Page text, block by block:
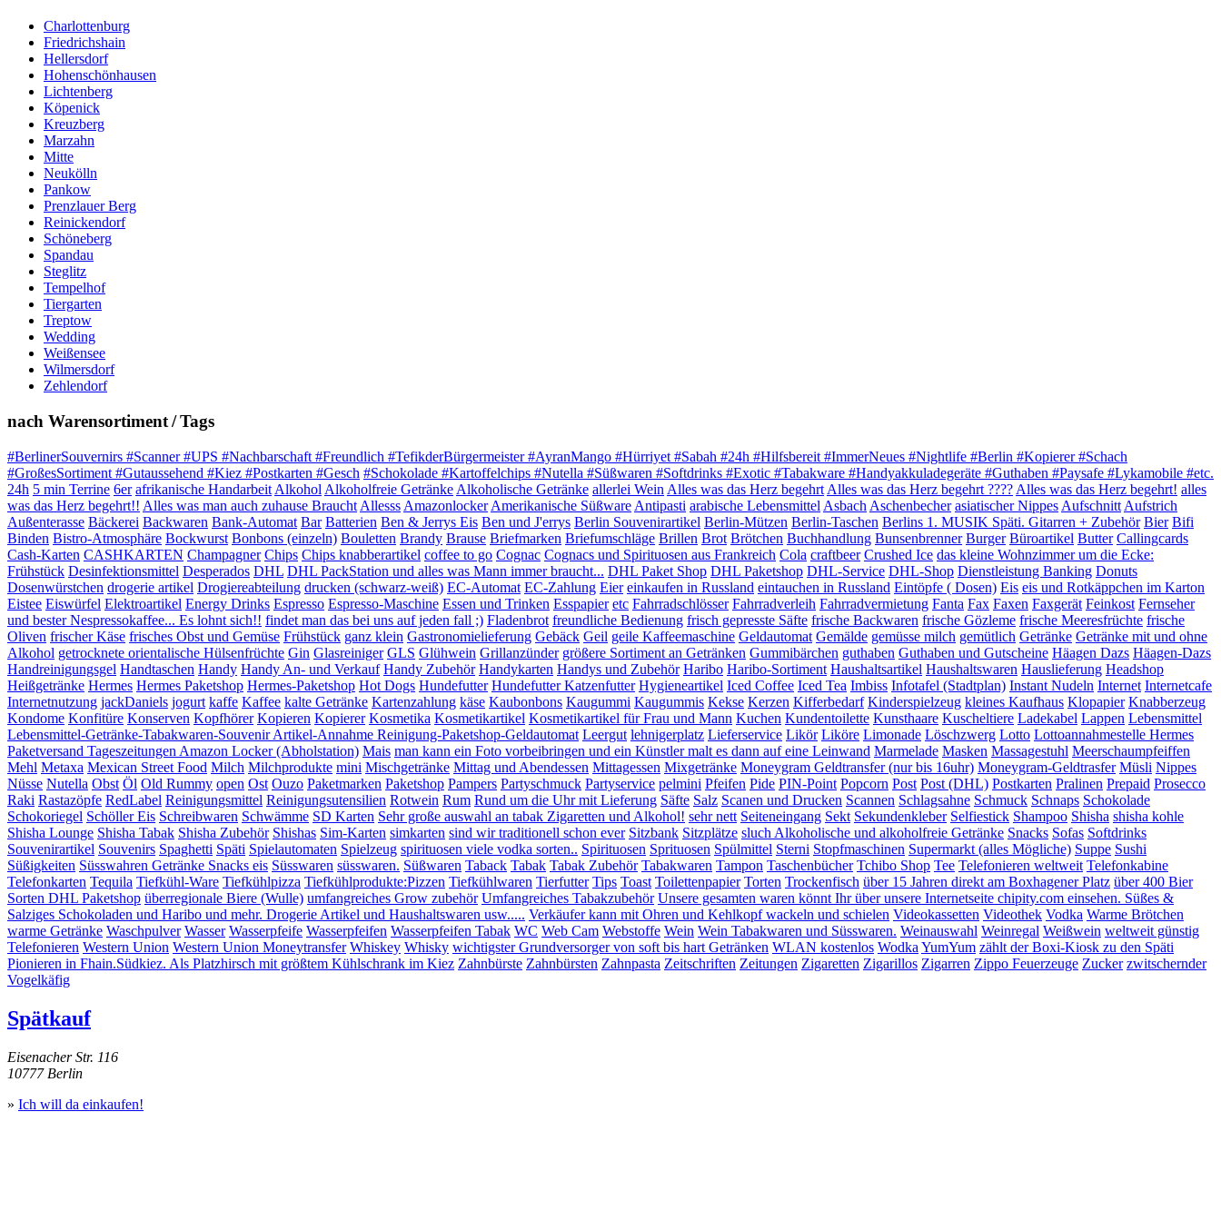
Charlottenburg
Friedrichshain
Hellersdorf
Hohenschönhausen
Lichtenberg
Köpenick
Kreuzberg
Marzahn
Mitte
Neukölln
Pankow
Prenzlauer Berg
Reinickendorf
Schöneberg
Spandau
Steglitz
Tempelhof
Tiergarten
Treptow
Wedding
Weißensee
Wilmersdorf
Zehlendorf
nach Warensortiment / Tags
#BerlinerSouvernirs #Scanner #UPS #Nachbarschaft #Freundlich #TefikderBürgermeister #AyranMango #Hürriyet #Sabah #24h #Hilfsbereit #ImmerNeues #Nightlife #Berlin #Kopierer #Schach
#GroßesSortiment #Gutaussehend #Kiez #Postkarten #Gesch #Schokolade #Kartoffelchips #Nutella #Süßwaren #Softdrinks #Exotic #Tabakware #Handyakkuladegeräte #Guthaben #Paysafe #Lykamobile #etc.
24h 5 min Terrine 6er afrikanische Handarbeit Alkohol Alkoholfreie Getränke Alkoholische Getränke allerlei Wein Alles was das Herz begehrt Alles was das Herz begehrt ???? Alles was das Herz begehrt! alles
was das Herz begehrt!! Alles was man auch zuhause Braucht Allesss Amazonlocker Amerikanische Süßware Antipasti arabische Lebensmittel Asbach Aschenbecher asiatischer Nippes Aufschnitt Aufstrich
Außenterasse Bäckerei Backwaren Bank-Automat Bar Batterien Ben & Jerrys Eis Ben und J'errys Berlin Souvenirartikel Berlin-Mützen Berlin-Taschen Berlins 1. MUSIK Späti. Gitarren + Zubehör Bier Bifi
Binden Bistro-Atmosphäre Bockwurst Bonbons (einzeln) Bouletten Brandy Brause Briefmarken Briefumschläge Brillen Brot Brötchen Buchhandlung Bunsenbrenner Burger Büroartikel Butter Callingcards
Cash-Karten CASHKARTEN Champagner Chips Chips knabberartikel coffee to go Cognac Cognacs und Spirituosen aus Frankreich Cola craftbeer Crushed Ice das kleine Wohnzimmer um die Ecke:
Frühstück Desinfektionsmittel Desperados DHL DHL PackStation und alles was Mann immer braucht... DHL Paket Shop DHL Paketshop DHL-Service DHL-Shop Dienstleistung Banking Donuts
Dosenwürstchen drogerie artikel Drogiereabteilung drucken (schwarz-weiß) EC-Automat EC-Zahlung Eier einkaufen in Russland eintauchen in Russland Eintöpfe ( Dosen) Eis eis und Rotkäppchen im Karton
Eistee Eiswürfel Elektroartikel Energy Drinks Espresso Espresso-Maschine Essen und Trinken Esspapier etc Fahrradschlösser Fahrradverleih Fahrradvermietung Fanta Fax Faxen Faxgerät Feinkost Fernseher
und bester Nespressokaffee... Es lohnt sich!! findet man das bei uns auf jeden fall ;) Fladenbrot freundliche Bedienung frisch gepresste Säfte frische Backwaren frische Gözleme frische Meeresfrüchte frische
Oliven frischer Käse frisches Obst und Gemüse Frühstück ganz klein Gastronomielieferung Gebäck Geil geile Kaffeemaschine Geldautomat Gemälde gemüsse milch gemütlich Getränke Getränke mit und ohne
Alkohol getrocknete orientalische Hülsenfrüchte Gin Glasreiniger GLS Glühwein Grillanzünder größere Sortiment an Getränken Gummibärchen guthaben Guthaben und Gutscheine Häagen Dazs Häagen-Dazs
Handreinigungsgel Handtaschen Handy Handy An- und Verkauf Handy Zubehör Handykarten Handys und Zubehör Haribo Haribo-Sortiment Haushaltsartikel Haushaltswaren Hauslieferung Headshop
Heißgetränke Hermes Hermes Paketshop Hermes-Paketshop Hot Dogs Hundefutter Hundefutter Katzenfutter Hygieneartikel Iced Coffee Iced Tea Imbiss Infotafel (Stadtplan) Instant Nudeln Internet Internetcafe
Internetnutzung jackDaniels jogurt kaffe Kaffee kalte Getränke Kartenzahlung käse Kaubonbons Kaugummi Kaugummis Kekse Kerzen Kifferbedarf Kinderspielzeug kleines Kaufhaus Klopapier Knabberzeug
Kondome Konfitüre Konserven Kopfhörer Kopieren Kopierer Kosmetika Kosmetikartikel Kosmetikartikel für Frau und Mann Kuchen Kundentoilette Kunsthaare Kuscheltiere Ladekabel Lappen Lebensmittel
Lebensmittel-Getränke-Tabakwaren-Souvenir Artikel-Annahme Reinigung-Paketshop-Geldautomat Leergut lehnigerplatz Lieferservice Likör Liköre Limonade Löschzwerg Lotto Lottoannahmestelle Hermes
Paketversand Tageszeitungen Amazon Locker (Abholstation) Mais man kann ein Foto vorbeibringen und ein Künstler malt es dann auf eine Leinwand Marmelade Masken Massagestuhl Meerschaumpfeiffen
Mehl Metaxa Mexican Street Food Milch Milchprodukte mini Mischgetränke Mittag und Abendessen Mittagessen Mixgetränke Moneygram Geldtransfer (nur bis 16uhr) Moneygram-Geldtrasfer Müsli Nippes
Nüsse Nutella Obst Öl Old Rummy open Ost Ouzo Paketmarken Paketshop Pampers Partyschmuck Partyservice pelmini Pfeifen Pide PIN-Point Popcorn Post Post (DHL) Postkarten Pralinen Prepaid Prosecco
Raki Rastazöpfe RedLabel Reinigungsmittel Reinigungsutensilien Rotwein Rum Rund um die Uhr mit Lieferung Säfte Salz Scanen und Drucken Scannen Schlagsahne Schmuck Schnaps Schokolade
Schokoriegel Schöller Eis Schreibwaren Schwämme SD Karten Sehr große auswahl an tabak Zigaretten und Alkohol! sehr nett Seiteneingang Sekt Sekundenkleber Selfiestick Shampoo Shisha shisha kohle
Shisha Lounge Shisha Tabak Shisha Zubehör Shishas Sim-Karten simkarten sind wir traditionell schon ever Sitzbank Sitzplätze sluch Alkoholische und alkoholfreie Getränke Snacks Sofas Softdrinks
Souvenirartikel Souvenirs Spaghetti Späti Spielautomaten Spielzeug spirituosen viele vodka sorten.. Spirituosen Sprituosen Spülmittel Sterni Stopfmaschinen Supermarkt (alles Mögliche) Suppe Sushi
Süßigkeiten Süsswahren Getränke Snacks eis Süsswaren süsswaren. Süßwaren Taback Tabak Tabak Zubehör Tabakwaren Tampon Taschenbücher Tchibo Shop Tee Telefonieren weltweit Telefonkabine
Telefonkarten Tequila Tiefkühl-Ware Tiefkühlpizza Tiefkühlprodukte:Pizzen Tiefkühlwaren Tierfutter Tips Toast Toilettenpapier Torten Trockenfisch über 15 Jahren direkt am Boxhagener Platz über 400 Bier
Sorten DHL Paketshop überregionale Biere (Wulle) umfangreiches Grow zubehör Umfangreiches Tabakzubehör Unsere gesamten waren könnt Ihr über unsere Internetseite chipity.com einsehen. Süßes &
Salziges Schokoladen und Haribo und mehr. Drogerie Artikel und Haushaltswaren usw..... Verkäufer kann mit Ohren und Kehlkopf wackeln und schielen Videokassetten Videothek Vodka Warme Brötchen
warme Getränke Waschpulver Wasser Wasserpfeife Wasserpfeifen Wasserpfeifen Tabak WC Web Cam Webstoffe Wein Wein Tabakwaren und Süsswaren. Weinauswahl Weinregal Weißwein weltweit günstig
Telefonieren Western Union Western Union Moneytransfer Whiskey Whisky wichtigster Grundversorger von soft bis hart Getränken WLAN kostenlos Wodka YumYum zählt der Boxi-Kiosk zu den Späti
Pionieren in Fhain.Südkiez. Als Platzhirsch mit größtem Kühlschrank im Kiez Zahnbürste Zahnbürsten Zahnpasta Zeitschriften Zeitungen Zigaretten Zigarillos Zigarren Zippo Feuerzeuge Zucker zwitschernder
Vogelkäfig
Spätkauf
Eisenacher Str. 116
10777 Berlin
» Ich will da einkaufen!